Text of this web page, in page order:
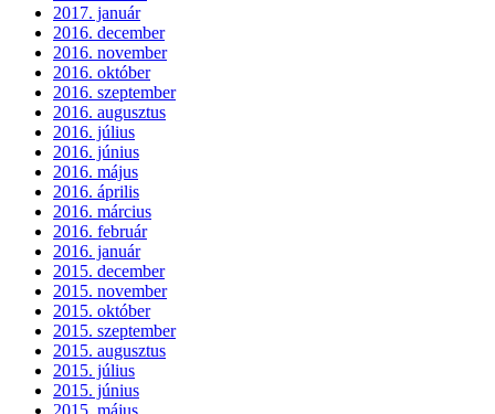
2017. január
2016. december
2016. november
2016. október
2016. szeptember
2016. augusztus
2016. július
2016. június
2016. május
2016. április
2016. március
2016. február
2016. január
2015. december
2015. november
2015. október
2015. szeptember
2015. augusztus
2015. július
2015. június